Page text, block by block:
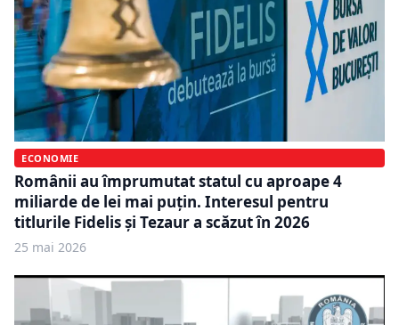
ECONOMIE
Românii au împrumutat statul cu aproape 4
miliarde de lei mai puțin. Interesul pentru
titlurile Fidelis și Tezaur a scăzut în 2026
25 mai 2026